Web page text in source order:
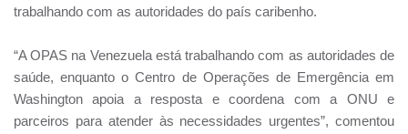
trabalhando com as autoridades do país caribenho.
“A OPAS na Venezuela está trabalhando com as autoridades de
saúde, enquanto o Centro de Operações de Emergência em
Washington apoia a resposta e coordena com a ONU e
parceiros para atender às necessidades urgentes”, comentou